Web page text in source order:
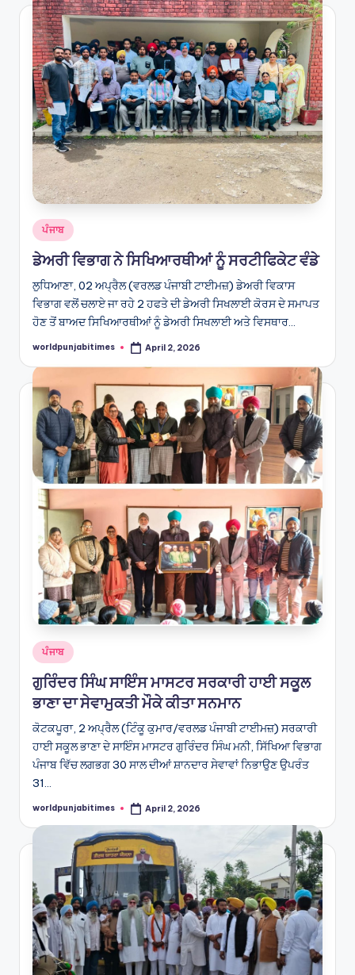
Posted
in
ਪੰਜਾਬ
ਡੇਅਰੀ ਵਿਭਾਗ ਨੇ ਸਿਖਿਆਰਥੀਆਂ ਨੂੰ ਸਰਟੀਫਿਕੇਟ ਵੰਡੇ
ਲੁਧਿਆਣਾ, 02 ਅਪ੍ਰੈਲ (ਵਰਲਡ ਪੰਜਾਬੀ ਟਾਈਮਜ਼) ਡੇਅਰੀ ਵਿਕਾਸ
ਵਿਭਾਗ ਵਲੋਂ ਚਲਾਏ ਜਾ ਰਹੇ 2 ਹਫਤੇ ਦੀ ਡੇਅਰੀ ਸਿਖਲਾਈ ਕੋਰਸ ਦੇ ਸਮਾਪਤ
ਹੋਣ ਤੋਂ ਬਾਅਦ ਸਿਖਿਆਰਥੀਆਂ ਨੂੰ ਡੇਅਰੀ ਸਿਖਲਾਈ ਅਤੇ ਵਿਸਥਾਰ…
Posted
worldpunjabitimes April 2, 2026
Posted
in
ਪੰਜਾਬ
ਗੁਰਿੰਦਰ ਸਿੰਘ ਸਾਇੰਸ ਮਾਸਟਰ ਸਰਕਾਰੀ ਹਾਈ ਸਕੂਲ
ਭਾਣਾ ਦਾ ਸੇਵਾਮੁਕਤੀ ਮੌਕੇ ਕੀਤਾ ਸਨਮਾਨ
ਕੋਟਕਪੂਰਾ, 2 ਅਪ੍ਰੈਲ (ਟਿੰਕੂ ਕੁਮਾਰ/ਵਰਲਡ ਪੰਜਾਬੀ ਟਾਈਮਜ਼) ਸਰਕਾਰੀ
ਹਾਈ ਸਕੂਲ ਭਾਣਾ ਦੇ ਸਾਇੰਸ ਮਾਸਟਰ ਗੁਰਿੰਦਰ ਸਿੰਘ ਮਨੀ, ਸਿੱਖਿਆ ਵਿਭਾਗ
ਪੰਜਾਬ ਵਿੱਚ ਲਗਭਗ 30 ਸਾਲ ਦੀਆਂ ਸ਼ਾਨਦਾਰ ਸੇਵਾਵਾਂ ਨਿਭਾਉਣ ਉਪਰੰਤ
31…
Posted
worldpunjabitimes April 2, 2026